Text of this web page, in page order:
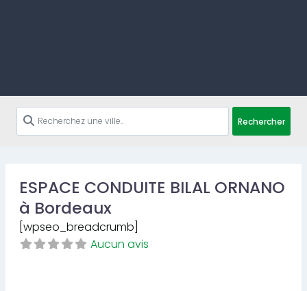
Rechercher
ESPACE CONDUITE BILAL ORNANO
à Bordeaux
[wpseo_breadcrumb]
Aucun avis